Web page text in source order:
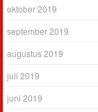
oktober 2019
september 2019
augustus 2019
juli 2019
juni 2019